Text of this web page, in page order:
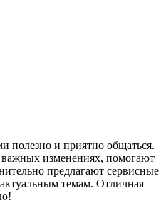
и приятно общаться.
изменениях, помогают
предлагают сервисные
темам. Отличная